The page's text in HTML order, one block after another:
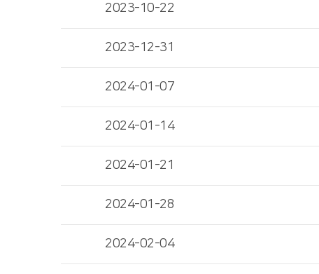
2023-10-22
2023-12-31
2024-01-07
2024-01-14
2024-01-21
2024-01-28
2024-02-04